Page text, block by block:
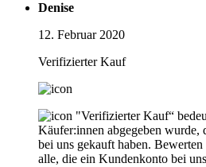
Denise
12. Februar 2020
Verifizierter Kauf
"Verifizierter Kauf“
Käufer:innen abgegeben wurde,
bei uns gekauft haben.
alle, die ein Kundenkonto bei